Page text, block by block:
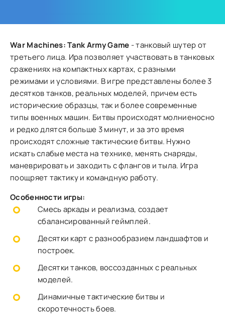
War Machines: Tank Army Game - танковый шутер от
третьего лица. Ира позволяет участвовать в танковых
сражениях на компактных картах, с разными
режимами и условиями. В игре представлены более 3
десятков танков, реальных моделей, причем есть
исторические образцы, так и более современные
типы военных машин. Битвы происходят молниеносно
и редко длятся больше 3 минут, и за это время
происходят сложные тактические битвы. Нужно
искать слабые места на технике, менять снаряды,
маневрировать и заходить с флангов и тыла. Игра
поощряет тактику и командную работу.
Особенности игры:
Смесь аркады и реализма, создает
сбалансированный геймплей.
Десятки карт с разнообразием ландшафтов и
построек.
Десятки танков, воссозданных с реальных
моделей.
Динамичные тактические битвы и
скоротечность боев.